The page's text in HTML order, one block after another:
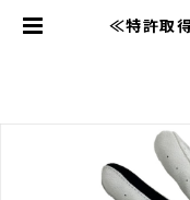
≪特許取